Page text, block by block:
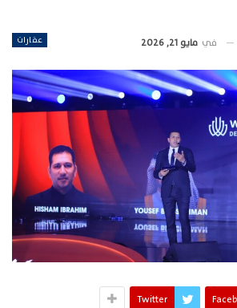
عقارات في مايو 21, 2026
Twitter